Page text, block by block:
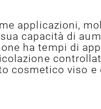
applicazioni,
capacità di
ha tempi di
cosmetico viso e